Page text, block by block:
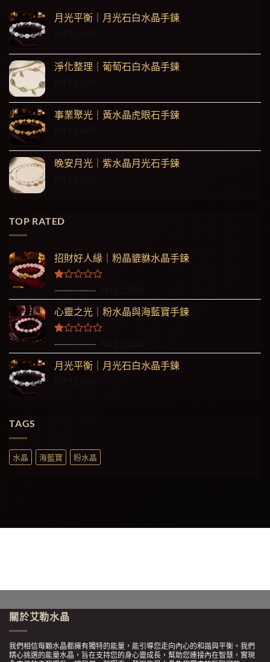
月光平衡｜月光石白水晶手鍊
淨化整理｜葡萄石白水晶手鍊
事業聚光｜黃水晶虎眼石手鍊
晚安月光｜紫水晶月光石手鍊
TOP RATED
招財好人緣｜粉晶貔貅水晶手鍊
評
分
1.00
滿
分
NT$2,000
始
價
格：
前
價
心靈之光｜粉水晶與海藍寶手鍊
評
分
1.00
滿
NT$1,500
始
價
前
價
月光平衡｜月光石白水晶手鍊
TAGS
水晶 海藍寶 粉水晶
關於艾勒水晶
我們相信每顆水晶都擁有獨特的能量，能引導您走向內心的和諧與平衡。我們
精心挑選的能量水晶，旨在支持您的身心靈成長，幫助您連接內在智慧，實現